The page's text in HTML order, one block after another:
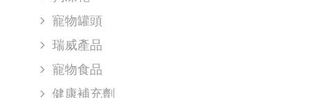
寵物罐頭
瑞威產品
寵物食品
健康補充劑